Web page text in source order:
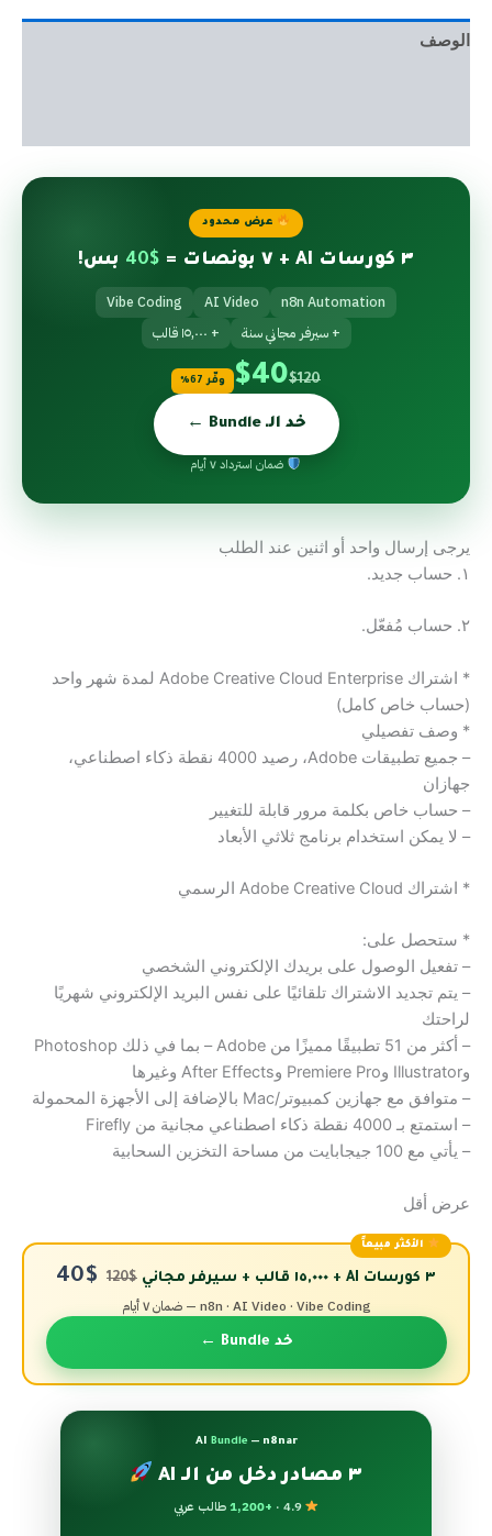
الوصف
عرض محدود
٣ كورسات AI + ٧ بونصات = $40 بس!
n8n Automation
AI Video
Vibe Coding
+ سيرفر مجاني سنة
+ ١٥,٠٠٠ قالب
$120
$40 وفّر 67%
خد الـ Bundle ←
ضمان استرداد ٧ أيام
يرجى إرسال واحد أو اثنين عند الطلب
١. حساب جديد.
٢. حساب مُفعّل.
* اشتراك Adobe Creative Cloud Enterprise لمدة شهر واحد
(حساب خاص كامل)
* وصف تفصيلي
– جميع تطبيقات Adobe، رصيد 4000 نقطة ذكاء اصطناعي،
جهازان
– حساب خاص بكلمة مرور قابلة للتغيير
– لا يمكن استخدام برنامج ثلاثي الأبعاد
* اشتراك Adobe Creative Cloud الرسمي
* ستحصل على:
– تفعيل الوصول على بريدك الإلكتروني الشخصي
– يتم تجديد الاشتراك تلقائيًا على نفس البريد الإلكتروني شهريًا
لراحتك
– أكثر من 51 تطبيقًا مميزًا من Adobe – بما في ذلك Photoshop
وIllustrator وPremiere Pro وAfter Effects وغيرها
– متوافق مع جهازين كمبيوتر/Mac بالإضافة إلى الأجهزة المحمولة
– استمتع بـ 4000 نقطة ذكاء اصطناعي مجانية من Firefly
– يأتي مع 100 جيجابايت من مساحة التخزين السحابية
عرض أقل
الأكثر مبيعاً
٣ كورسات AI + ١٥,٠٠٠ قالب + سيرفر مجاني $120
$40
n8n · AI Video · Vibe Coding — ضمان ٧ أيام
خد Bundle ←
AI Bundle — n8nar
٣ مصادر دخل من الـ AI
4.9 ·
+1,200 طالب عربي